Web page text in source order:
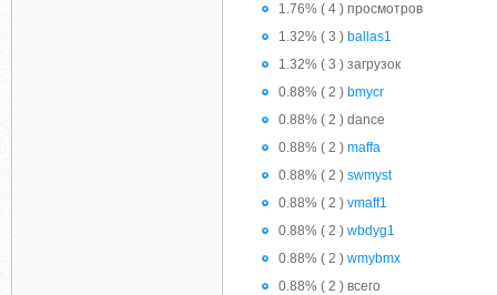
1.76% ( 4 ) просмотров
1.32% ( 3 ) ballas1
1.32% ( 3 ) загрузок
0.88% ( 2 ) bmycr
0.88% ( 2 ) dance
0.88% ( 2 ) maffa
0.88% ( 2 ) swmyst
0.88% ( 2 ) vmaff1
0.88% ( 2 ) wbdyg1
0.88% ( 2 ) wmybmx
0.88% ( 2 ) всего